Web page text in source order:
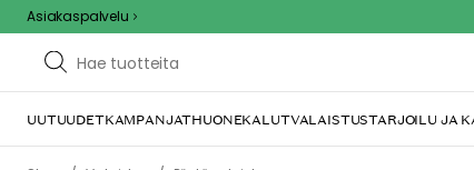
Asiakaspalvelu
UUTUUDETKAMPANJATHUONEKALUTVALAISTUSTARJOILU JA